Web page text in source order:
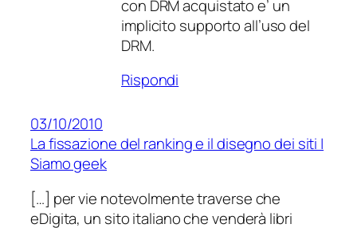
con DRM acquistato e’ un
implicito supporto all’uso del
DRM.
Rispondi
03/10/2010
La fissazione del ranking e il disegno dei siti |
Siamo geek
[…] per vie notevolmente traverse che
eDigita, un sito italiano che venderà libri